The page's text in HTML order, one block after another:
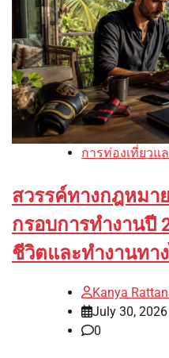
การท่องเที่ยวแ
สวรรค์ทางกฎหมา
กรอบการทำงานปี
ชีวิตและทำงานทา
Kanya
July 30, 2026
0